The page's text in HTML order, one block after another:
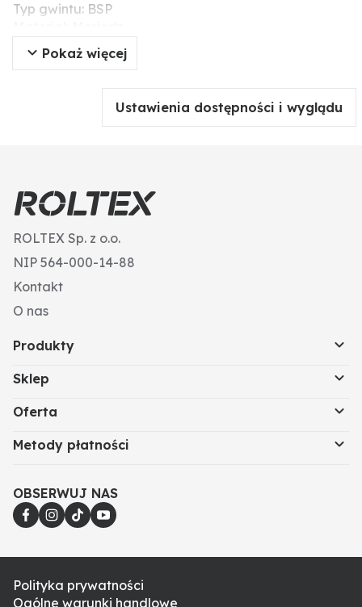
Typ gwintu: BSP
Dodatkowe informacje: BSP-Gewinde
Pokaż więcej
Ustawienia dostępności i wyglądu
ROLTEX Sp. z o.o.
NIP 564-000-14-88
Kontakt
O nas
Produkty
Sklep
Oferta
Metody płatności
OBSERWUJ NAS
Polityka prywatności
Ogólne warunki handlowe